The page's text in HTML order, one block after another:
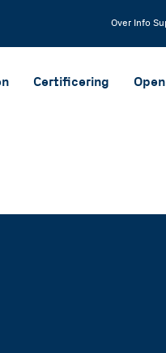
Certificering
Over Info